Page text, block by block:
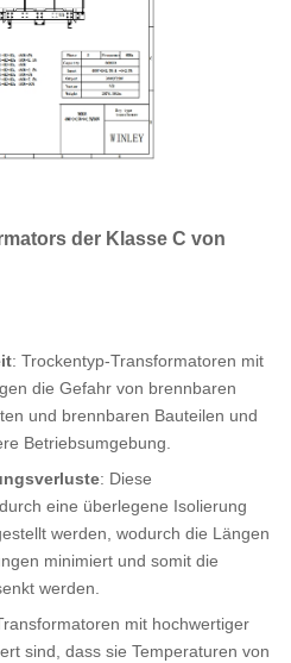
der Klasse C von
: Trockentyp-Transformatoren mit
die Gefahr von brennbaren
und brennbaren Bauteilen und
Betriebsumgebung.
: Diese
eine überlegene Isolierung
werden, wodurch die Längen
minimiert und somit die
werden.
mit hochwertiger
sind, dass sie Temperaturen von